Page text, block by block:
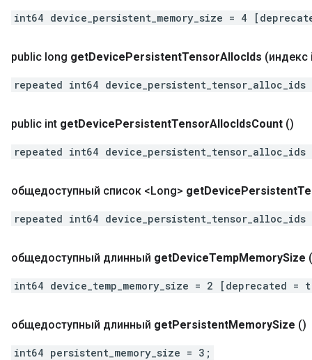
int64 device_persistent_memory_size = 4
public long getDevicePersistentTensorAllocIds (индекс
repeated int64
public int getDevicePersistentTensorAllocIdsCount ()
repeated int64
общедоступный список <Long> getDevicePersistent
repeated int64
общедоступный длинный getDeviceTempMemorySize
int64 device_temp_memory_size = 2 [deprecated =
общедоступный длинный getPersistentMemorySize ()
int64 persistent_memory_size = 3;